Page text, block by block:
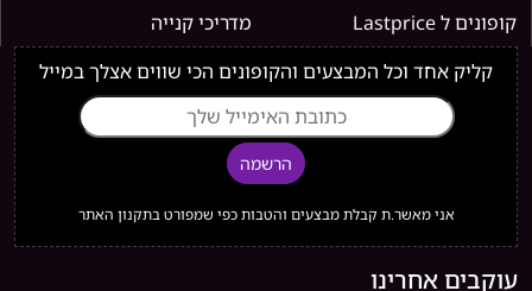
קופונים ל Lastprice
מדריכי קנייה
קליק אחד וכל המבצעים והקופונים הכי שווים אצלך במייל
הרשמה
אני מאשר.ת קבלת מבצעים והטבות כפי שמפורט בתקנון האתר
עוקבים אחרינו